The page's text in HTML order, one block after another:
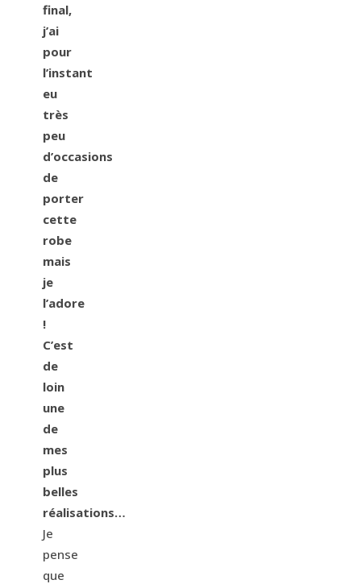
final,
j’ai
pour
l’instant
eu
très
peu
d’occasions
de
porter
cette
robe
mais
je
l’adore
!
C’est
de
loin
une
de
mes
plus
belles
réalisations…
Je
pense
que